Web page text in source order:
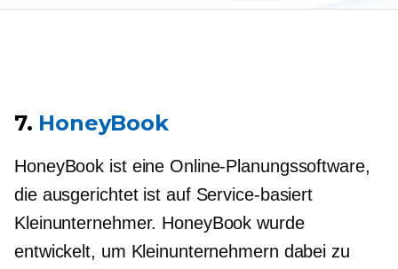
7. HoneyBook
HoneyBook ist eine Online-Planungssoftware,
die ausgerichtet ist auf Service-basiert
Kleinunternehmer. HoneyBook wurde
entwickelt, um Kleinunternehmern dabei zu